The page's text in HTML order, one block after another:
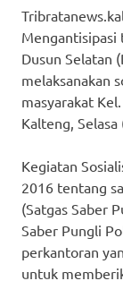
Mengantisipasi
Dusun Selatan
melaksanakan
masyarakat
Kalteng,
Kegiatan
2016 tentang
(Satgas Saber
Saber Pungli
perkantoran
untuk